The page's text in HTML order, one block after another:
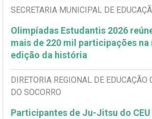
SECRETARIA MUNICIPAL DE
Olimpíadas Estudantis 2026
mais de 220 mil participações na
edição da história
DIRETORIA REGIONAL DE EDUCAÇÃO
DO SOCORRO
Participantes de Ju-Jitsu do